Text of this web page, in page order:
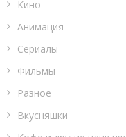
Кино
Анимация
Сериалы
Фильмы
Разное
Вкусняшки